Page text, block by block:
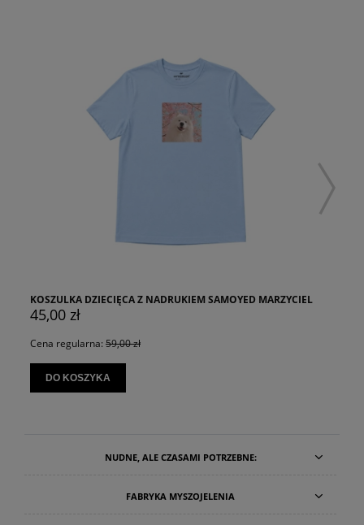
KOSZULKA DZIECIĘCA Z NADRUKIEM SAMOYED MARZYCIEL
45,00 zł
Cena regularna: 59,00 zł
DO KOSZYKA
NUDNE, ALE CZASAMI POTRZEBNE:
FABRYKA MYSZOJELENIA